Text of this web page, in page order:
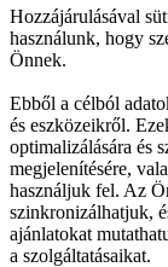
Hozzájárulásával
használunk, hogy
Önnek.
Ebből a célból
és eszközeikről.
optimalizálására és
megjelenítésére,
használjuk fel. Az
szinkronizálhatjuk,
ajánlatokat
a szolgáltatásaikat.